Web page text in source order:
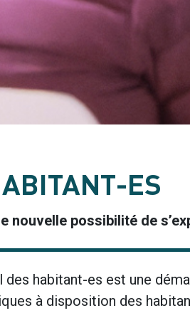
ES
nouvelle possibilité de
des habitant-es est une
à disposition des